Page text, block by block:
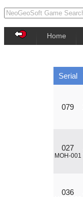
Home
Serial
079
027
MOH-001
036